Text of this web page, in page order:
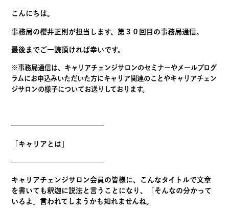
こんにちは。
事務局の櫻井正則が担当します、第３０回目の事務局通信。
最後までご一読頂ければ幸いです。
※事務局通信は、キャリアチェンジサロンのセミナーやメールプログ
ラムにお申込みいただいた方にキャリア関連のことやキャリアチェン
ジサロンの様子についてお送りしております。
—————————————
キャリアとは
—————————————
キャリアチェンジサロン会員の皆様に、こんなタイトルで文章
を書いても釈迦に説法と言うことになり、「そんなの分かって
いるよ」言われてしまうかも知れませんね。